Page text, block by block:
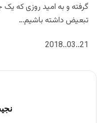
گرفته و به امید روزی که
تبعیض داشته باشیم…
21..03..2018